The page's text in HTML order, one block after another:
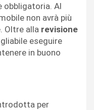
obbligatoria. Al
non avrà più
Oltre alla revisione
eseguire
in buono
per